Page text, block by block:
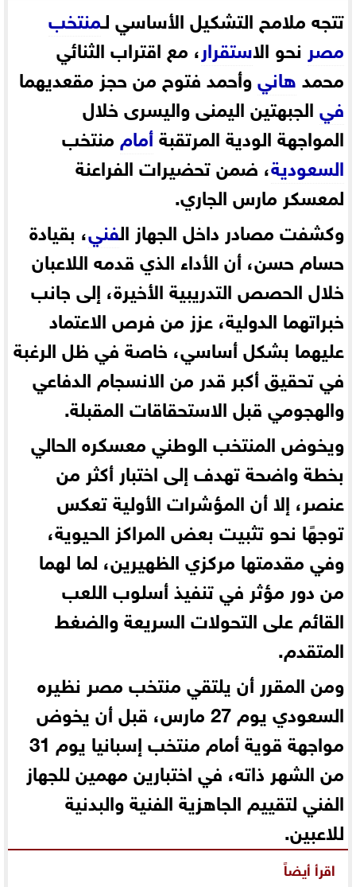
تتجه ملامح التشكيل الأساسي لـمنتخب
مصر نحو الاستقرار، مع اقتراب الثنائي
محمدهانيوأحمد فتوح من حجز مقعديهما
فيالجبهتين اليمنى واليسرى خلال
المواجهة الودية المرتقبةأماممنتخب
السعودية، ضمن تحضيرات الفراعنة
لمعسكر مارس الجاري.
وكشفت مصادر داخل الجهاز الفني، بقيادة
حسام حسن، أن الأداء الذي قدمه اللاعبان
خلال الحصص التدريبية الأخيرة، إلى جانب
خبراتهما الدولية، عزز من فرص الاعتماد
عليهما بشكل أساسي، خاصة في ظل الرغبة
في تحقيق أكبر قدر من الانسجام الدفاعي
والهجومي قبل الاستحقاقات المقبلة.
ويخوض المنتخب الوطني معسكره الحالي
بخطة واضحة تهدف إلى اختبار أكثر من
عنصر، إلا أن المؤشرات الأولية تعكس
توجهًا نحو تثبيت بعض المراكز الحيوية،
وفي مقدمتها مركزي الظهيرين، لما لهما
من دور مؤثر في تنفيذ أسلوب اللعب
القائم على التحولات السريعة والضغط
المتقدم.
ومن المقرر أن يلتقي منتخب مصر نظيره
السعودي يوم 27 مارس، قبل أن يخوض
مواجهة قوية أمام منتخب إسبانيا يوم 31
من الشهر ذاته، في اختبارين مهمين للجهاز
الفني لتقييم الجاهزية الفنية والبدنية
للاعبين.
اقرأ أيضاً